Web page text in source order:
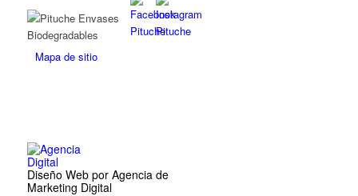
Mapa de sitio
Diseño Web por Agencia de
Marketing Digital